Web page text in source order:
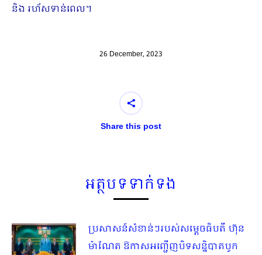
និង រហ័សទាន់ពេល។
26 December, 2023
Share this post
អត្ថបទទាក់ទង
ប្រសាសន៍សំខាន់ៗរបស់សម្តេចធិបតី ហ៊ុន
ម៉ាណែត ឱកាសអញ្ជើញបិទសន្និបាតបូក